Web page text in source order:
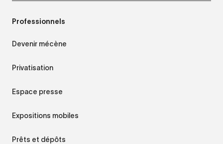
Professionnels
Devenir mécène
Privatisation
Espace presse
Expositions mobiles
Prêts et dépôts